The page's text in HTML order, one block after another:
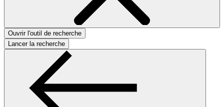
Ouvrir l'outil de recherche
Lancer la recherche